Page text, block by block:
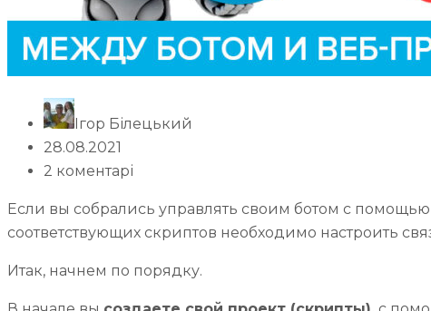
Ігор Білецький
28.08.2021
2 коментарі
Если вы собрались управлять своим ботом с
соответствующих скриптов необходимо настроить
Итак, начнем по порядку.